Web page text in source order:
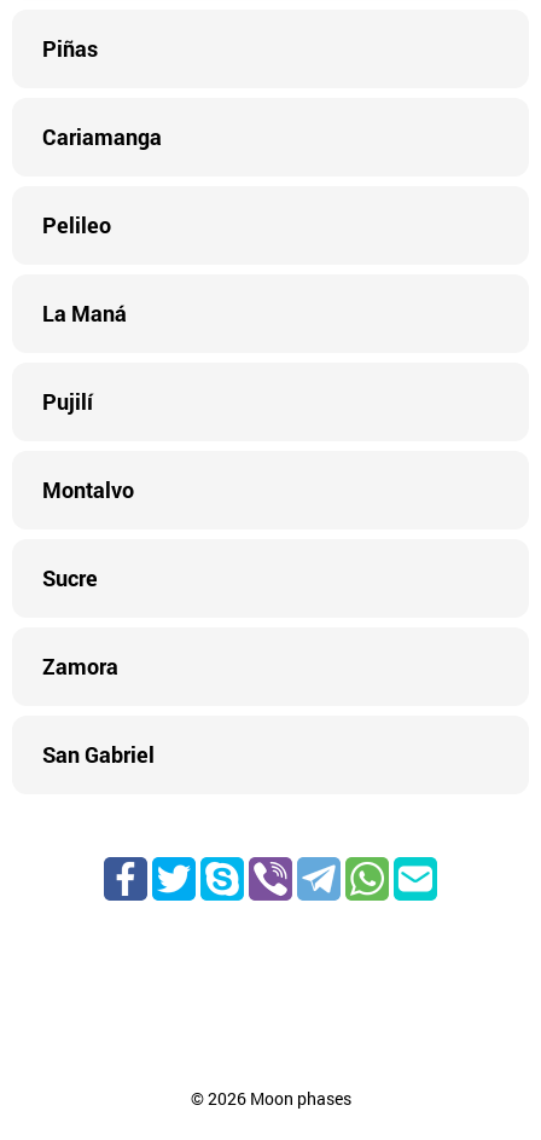
Piñas
Cariamanga
Pelileo
La Maná
Pujilí
Montalvo
Sucre
Zamora
San Gabriel
©2026Moon phases